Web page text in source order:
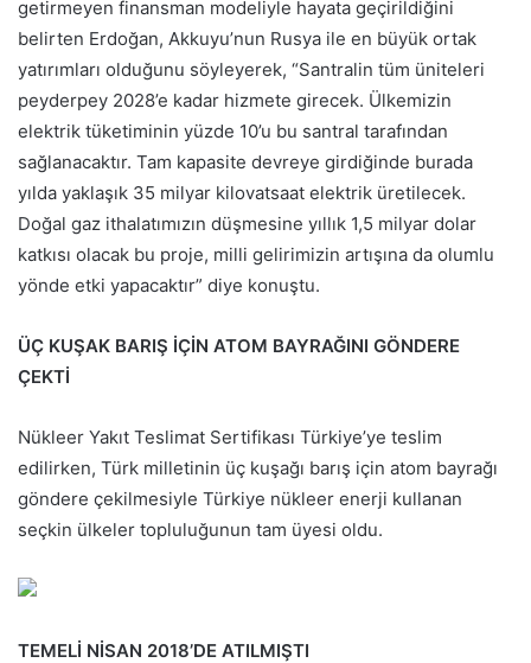
getirmeyen finansman modeliyle hayata geçirildiğini
belirten Erdoğan, Akkuyu’nun Rusya ile en büyük ortak
yatırımları olduğunu söyleyerek, “Santralin tüm üniteleri
peyderpey 2028’e kadar hizmete girecek. Ülkemizin
elektrik tüketiminin yüzde 10’u bu santral tarafından
sağlanacaktır. Tam kapasite devreye girdiğinde burada
yılda yaklaşık 35 milyar kilovatsaat elektrik üretilecek.
Doğal gaz ithalatımızın düşmesine yıllık 1,5 milyar dolar
katkısı olacak bu proje, milli gelirimizin artışına da olumlu
yönde etki yapacaktır” diye konuştu.
ÜÇ KUŞAK BARIŞ İÇİN ATOM BAYRAĞINI GÖNDERE
ÇEKTİ
Nükleer Yakıt Teslimat Sertifikası Türkiye’ye teslim
edilirken, Türk milletinin üç kuşağı barış için atom bayrağı
göndere çekilmesiyle Türkiye nükleer enerji kullanan
seçkin ülkeler topluluğunun tam üyesi oldu.
TEMELİ NİSAN 2018’DE ATILMIŞTI